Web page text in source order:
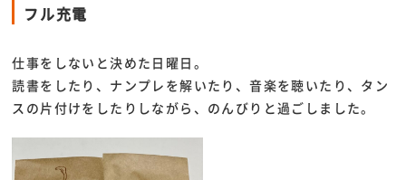
フル充電
仕事をしないと決めた日曜日。
読書をしたり、ナンプレを解いたり、音楽を聴いたり、タン
スの片付けをしたりしながら、のんびりと過ごしました。